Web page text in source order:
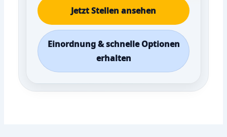
Jetzt Stellen ansehen
Einordnung & schnelle Optionen
erhalten